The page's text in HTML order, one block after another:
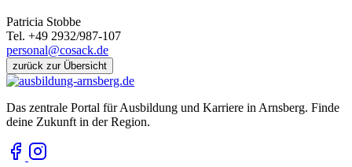
Patricia Stobbe
Tel. +49 2932/987-107
personal@cosack.de
zurück zur Übersicht
Das zentrale Portal für Ausbildung und Karriere in Arnsberg. Finde
deine Zukunft in der Region.